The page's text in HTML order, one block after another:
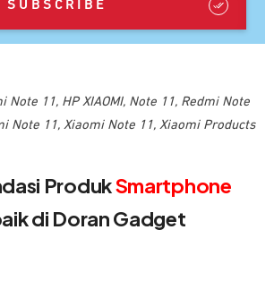
SUBSCRIBE
Note 11, HP XIAOMI, Note 11, Redmi Note
Note 11, Xiaomi Note 11, Xiaomi Products
ProdukSmartphone
di Doran Gadget